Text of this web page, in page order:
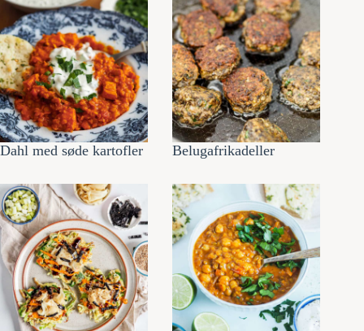
Dahl med søde kartofler Belugafrikadeller